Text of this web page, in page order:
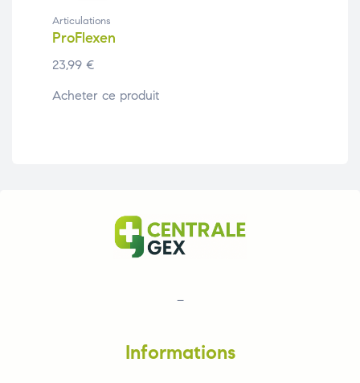
Articulations
ProFlexen
23,99 €
Acheter ce produit
–
Informations